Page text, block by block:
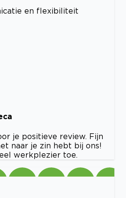
en flexibiliteit
je positieve review. Fijn
naar je zin hebt bij ons!
werkplezier toe.